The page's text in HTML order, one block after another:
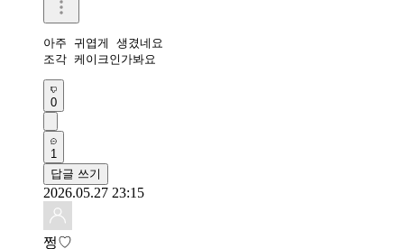
아주 귀엽게 생겼네요
조각 케이크인가봐요
0
1
답글 쓰기
2026.05.27 23:15
쩡♡